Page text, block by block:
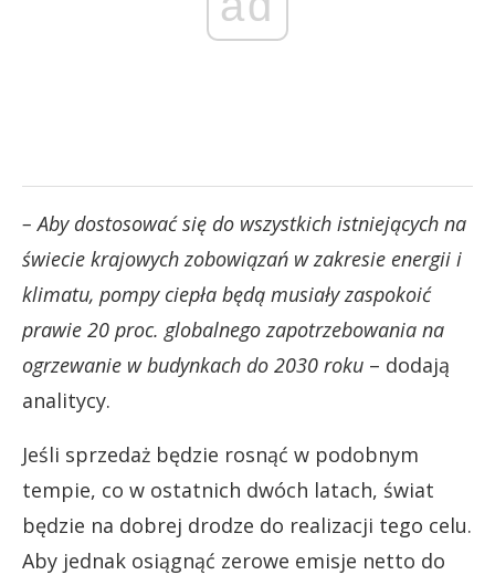
– Aby dostosować się do wszystkich istniejących na
świecie krajowych zobowiązań w zakresie energii i
klimatu, pompy ciepła będą musiały zaspokoić
prawie 20 proc. globalnego zapotrzebowania na
ogrzewanie w budynkach do 2030 roku – dodają
analitycy.
Jeśli sprzedaż będzie rosnąć w podobnym
tempie, co w ostatnich dwóch latach, świat
będzie na dobrej drodze do realizacji tego celu.
Aby jednak osiągnąć zerowe emisje netto do